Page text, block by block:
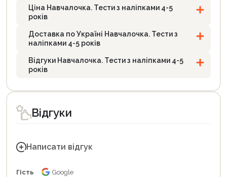
Ціна Навчалочка. Тести з наліпками 4-5
років
Доставка по Україні Навчалочка. Тести з
наліпками 4-5 років
Відгуки Навчалочка. Тести з наліпками 4-5
років
Відгуки
Написати відгук
Гість Google